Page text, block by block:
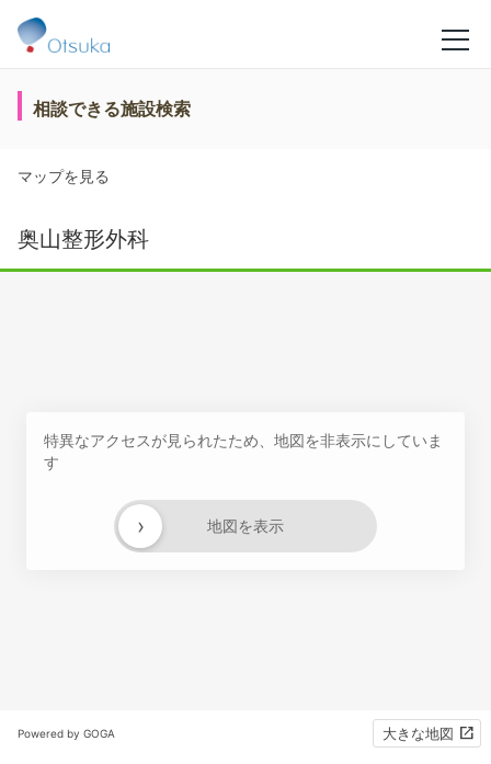
相談できる施設検索
マップを見る
奥山整形外科
特異なアクセスが見られたため、地図を非表示にしていま
す
地図を表示
›
Powered by GOGA 大きな地図